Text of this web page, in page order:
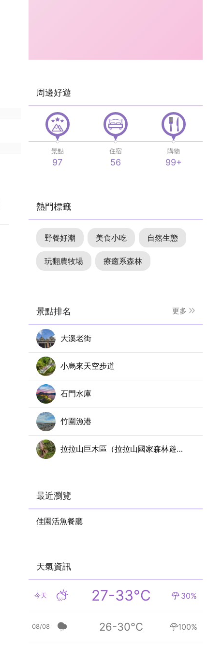
周邊好遊
景點
97
住宿
56
購物
99+
熱門標籤
野餐好潮 美食小吃 自然生態
玩翻農牧場 療癒系森林
景點排名 更多
大溪老街
小烏來天空步道
石門水庫
竹圍漁港
拉拉山巨木區（拉拉山國家森林遊樂區）
最近瀏覽
佳園活魚餐廳
天氣資訊
今天 27-33°C 30%
08/08 26-30°C 100%